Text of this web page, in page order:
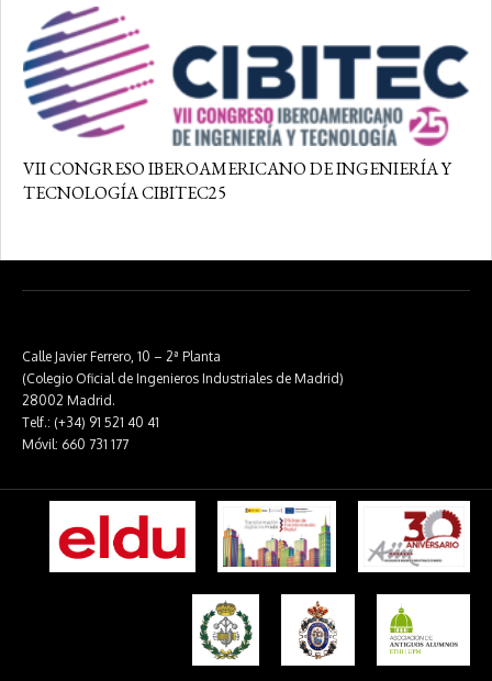
VII CONGRESO IBEROAMERICANO DE INGENIERÍA Y
TECNOLOGÍA CIBITEC25
Calle Javier Ferrero, 10 – 2ª Planta
(Colegio Oficial de Ingenieros Industriales de Madrid)
28002 Madrid.
Telf.: (+34) 91 521 40 41
Móvil: 660 731 177